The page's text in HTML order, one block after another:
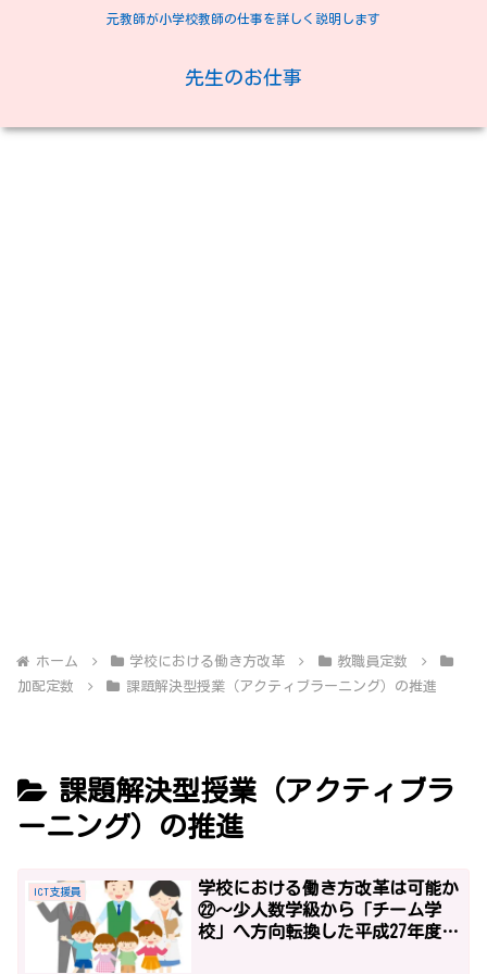
元教師が小学校教師の仕事を詳しく説明します
先生のお仕事
ホーム 学校における働き方改革
教職員定数
加配定数
課題解決型授業（アクティブラーニング）の推進
課題解決型授業（アクティブラ
ーニング）の推進
ICT支援員
学校における働き方改革は可能か
㉒～少人数学級から「チーム学
校」へ方向転換した平成27年度予